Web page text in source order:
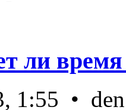
ли
1:55 • den